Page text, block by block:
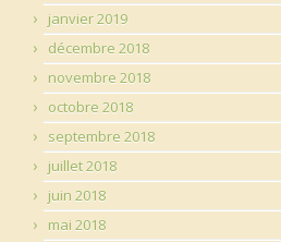
janvier 2019
décembre 2018
novembre 2018
octobre 2018
septembre 2018
juillet 2018
juin 2018
mai 2018